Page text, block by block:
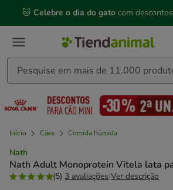
mensagem,
🐱 Celebre o dia do gato com
Início Cães Comida húmida
Nath
Nath Adult Monoprotein Vitela lata
(5) 3 avaliações|Ver descrição